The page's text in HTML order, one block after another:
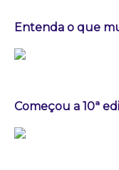
Entenda o que
Começou a 10ª